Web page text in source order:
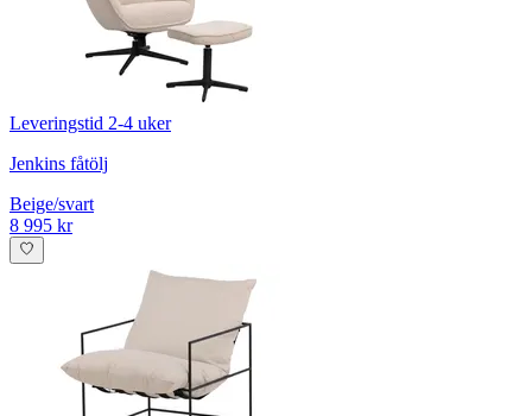
Leveringstid 2-4 uker
Jenkins fåtölj
Beige/svart
8 995 kr